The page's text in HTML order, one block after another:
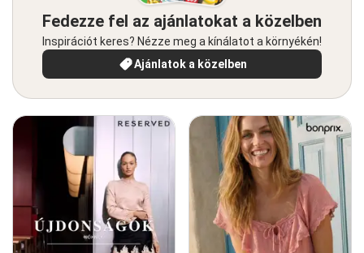
Fedezze fel az ajánlatokat a közelben
Inspirációt keres? Nézze meg a kínálatot a környékén!
Ajánlatok a közelben